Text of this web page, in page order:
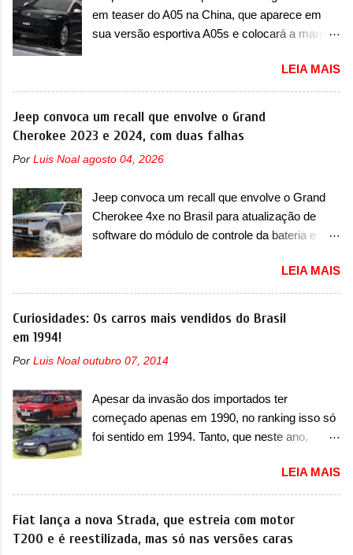
em teaser do A05 na China, que aparece em
sua versão esportiva A05s e colocará a marca
apresentando uma rápida expansão na China
em termos de portfólio. Apoiada pela Stellantis,
a marca confirmou a estreia de um novo
modelo compacto à sua linha. Posicionado
primeiras imagens teaser do A05, que nas
esportiva, o A05s. Previsto para ser lançado
ainda neste ano na China, o compacto elétrico
colocará a Leapmotor para concorrer com uma
BYD Dolphin e Geely EX2. Visualmente, o A05
conta com um design já visto por outros
modelos da marca, em especial do SUV
SUV, o A05 nasce com um design que está
possui faróis com um desenho mais retangular,
com um pequeno prolongamento para as
laterais. Os faróis cont...
LEIA MAIS
Jeep convoca um recall que envolve o Grand
Cherokee 2023 e 2024, com duas falhas
Por Luis Noal agosto 04, 2026
Jeep convoca um recall que envolve o Grand
Cherokee 4xe no Brasil para atualização de
software do módulo de controle da bateria e
Jeep convocou no dia 10 de outubro de 2025
um chamado que envolve os proprietários do
Grand Cherokee 4xe, em sua versão única
unidades afetadas precisam retornar a uma
dois problemas. O primeiro deles será uma
atualização do software do módulo de controle
da bateria (AHCP e HCP). Para alguns veículos
verificação e, se necessário, a substituição do
motor do ventilador HVAC (aquecimento,
ventilação e ar-condicionado). A marca também
confirmou que “foi identificada a possibilidade de
LEIA MAIS
Curiosidades: Os carros mais vendidos do Brasil
em 1994!
Por Luis Noal outubro 07, 2014
Apesar da invasão dos importados ter
começado apenas em 1990, no ranking isso só
foi sentido em 1994. Tanto, que neste ano,
começar pelo Chevrolet Corsa, o mais
destacado deles no ranking que perdurou no
nosso mercado até início de 2012 e com
certeza foi um grandioso lançamento da
LEIA MAIS
Fiat lança a nova Strada, que estreia com motor
T200 e é reestilizada, mas só nas versões caras